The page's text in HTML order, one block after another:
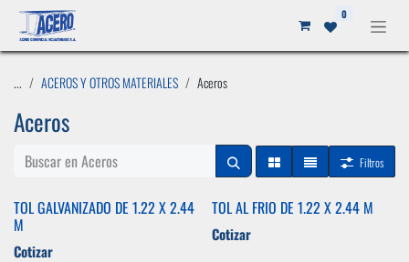
Ir al contenido 0
... ACEROS Y OTROS MATERIALES Aceros
Aceros
Filtros
TOL GALVANIZADO DE 1.22 X 2.44
M
Cotizar
TOL AL FRIO DE 1.22 X 2.44 M
Cotizar